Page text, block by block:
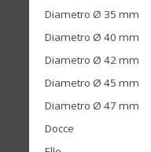
Diametro Ø 35 mm
Diametro Ø 40 mm
Diametro Ø 42 mm
Diametro Ø 45 mm
Diametro Ø 47 mm
Docce